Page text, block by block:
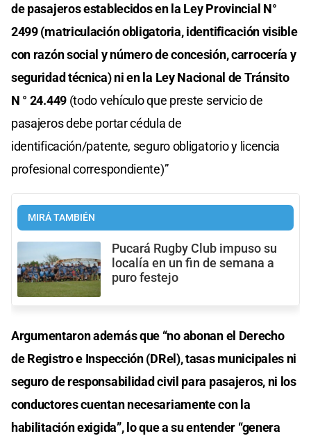
de pasajeros establecidos en la Ley Provincial N°
2499 (matriculación obligatoria, identificación visible
con razón social y número de concesión, carrocería y
seguridad técnica) ni en la Ley Nacional de Tránsito
N ° 24.449 (todo vehículo que preste servicio de
pasajeros debe portar cédula de
identificación/patente, seguro obligatorio y licencia
profesional correspondiente)”
MIRÁ TAMBIÉN
Pucará Rugby Club impuso su
localía en un fin de semana a
puro festejo
Argumentaron además que “no abonan el Derecho
de Registro e Inspección (DRel), tasas municipales ni
seguro de responsabilidad civil para pasajeros, ni los
conductores cuentan necesariamente con la
habilitación exigida”, lo que a su entender “genera